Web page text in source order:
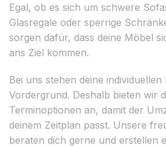
Egal, ob es sich um schwere
Glasregale oder sperrige
sorgen dafür, dass deine Möbel
ans Ziel kommen.
Bei uns stehen deine individuellen
Vordergrund. Deshalb bieten wir
Terminoptionen an, damit der
deinem Zeitplan passt. Unsere
beraten dich gerne und erstellen